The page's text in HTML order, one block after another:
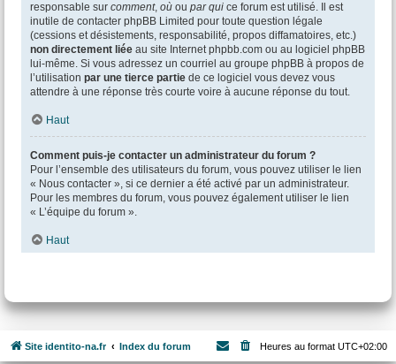
responsable sur comment, où ou par qui ce forum est utilisé. Il est
inutile de contacter phpBB Limited pour toute question légale
(cessions et désistements, responsabilité, propos diffamatoires, etc.)
non directement liée au site Internet phpbb.com ou au logiciel phpBB
lui-même. Si vous adressez un courriel au groupe phpBB à propos de
l’utilisation par une tierce partie de ce logiciel vous devez vous
attendre à une réponse très courte voire à aucune réponse du tout.
Haut
Comment puis-je contacter un administrateur du forum ?
Pour l’ensemble des utilisateurs du forum, vous pouvez utiliser le lien
« Nous contacter », si ce dernier a été activé par un administrateur.
Pour les membres du forum, vous pouvez également utiliser le lien
« L’équipe du forum ».
Haut
Site identito-na.fr Index du forum Heures au format UTC+02:00